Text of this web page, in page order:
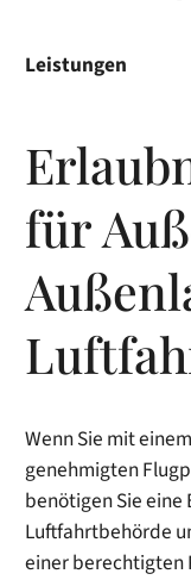
Leistungen
für
Wenn Sie mit
genehmigten
benötigen Sie
Luftfahrtbehörde
einer berechtigten